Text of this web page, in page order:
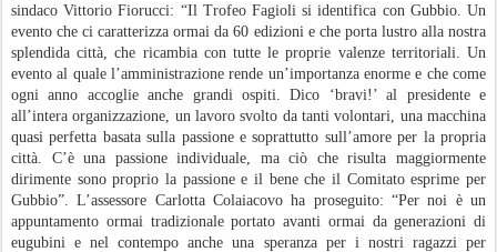
sindaco Vittorio Fiorucci: “Il Trofeo Fagioli si identifica con Gubbio. Un
evento che ci caratterizza ormai da 60 edizioni e che porta lustro alla nostra
splendida città, che ricambia con tutte le proprie valenze territoriali. Un
evento al quale l’amministrazione rende un’importanza enorme e che come
ogni anno accoglie anche grandi ospiti. Dico ‘bravi!’ al presidente e
all’intera organizzazione, un lavoro svolto da tanti volontari, una macchina
quasi perfetta basata sulla passione e soprattutto sull’amore per la propria
città. C’è una passione individuale, ma ciò che risulta maggiormente
dirimente sono proprio la passione e il bene che il Comitato esprime per
Gubbio”. L’assessore Carlotta Colaiacovo ha proseguito: “Per noi è un
appuntamento ormai tradizionale portato avanti ormai da generazioni di
eugubini e nel contempo anche una speranza per i nostri ragazzi per